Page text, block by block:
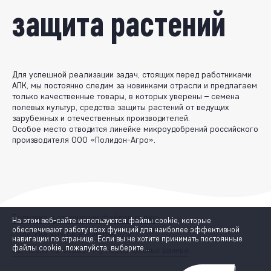
защита растений
Для успешной реализации задач, стоящих перед работниками
АПК, мы постоянно следим за новинками отрасли и предлагаем
только качественные товары, в которых уверены – семена
полевых культур, средства защиты растений от ведущих
зарубежных и отечественных производителей.
Особое место отводится линейке микроудобрений российского
производителя ООО «Полидон-Агро».
Политика в отношении файлов cookie
Политика конфиденциальности
Согласие на обработку персональных данных
На этом веб-сайте используются файлы cookie, которые
обеспечивают работу всех функций для наиболее эффективной
навигации по странице. Если вы не хотите принимать постоянные
файлы cookie, пожалуйста, выберите...